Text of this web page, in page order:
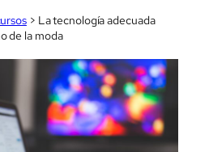
> La tecnología adecuada
de la moda